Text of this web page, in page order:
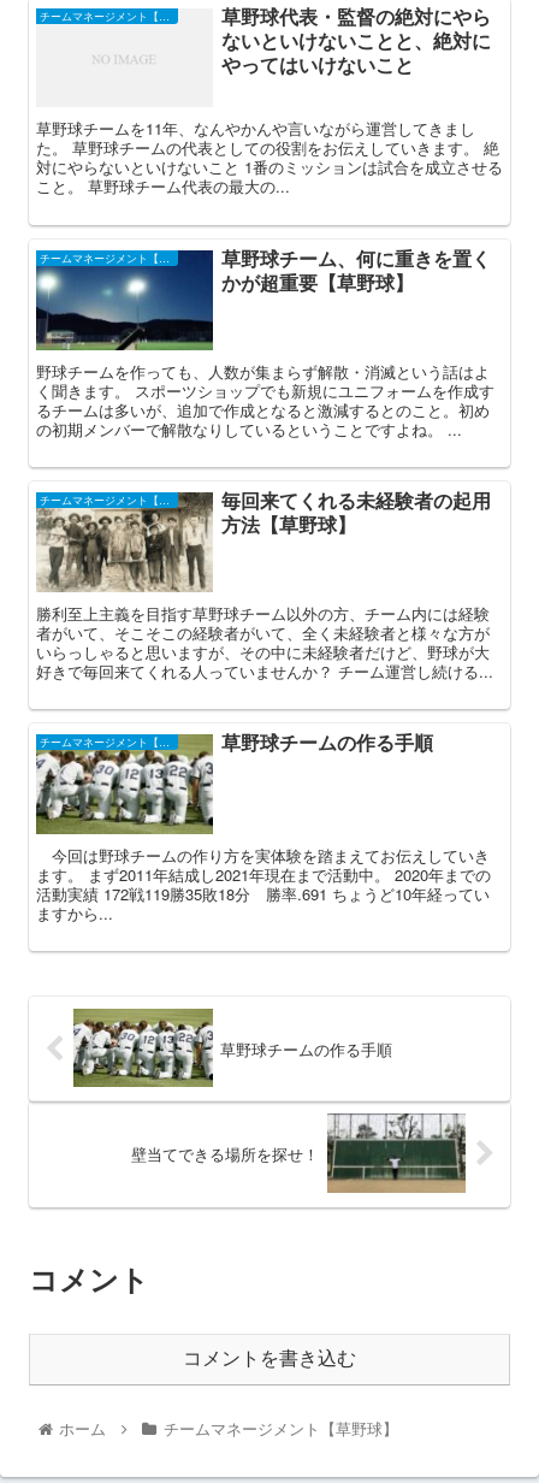
草野球代表・監督の絶対にやら
ないといけないことと、絶対に
やってはいけないこと
草野球チームを11年、なんやかんや言いながら運営してきまし
た。 草野球チームの代表としての役割をお伝えしていきます。 絶
対にやらないといけないこと 1番のミッションは試合を成立させる
こと。 草野球チーム代表の最大の...
チームマネージメント【草野球】
草野球チーム、何に重きを置く
かが超重要【草野球】
野球チームを作っても、人数が集まらず解散・消滅という話はよ
く聞きます。 スポーツショップでも新規にユニフォームを作成す
るチームは多いが、追加で作成となると激減するとのこと。初め
の初期メンバーで解散なりしているということですよね。 ...
チームマネージメント【草野球】
毎回来てくれる未経験者の起用
方法【草野球】
勝利至上主義を目指す草野球チーム以外の方、チーム内には経験
者がいて、そこそこの経験者がいて、全く未経験者と様々な方が
いらっしゃると思いますが、その中に未経験者だけど、野球が大
好きで毎回来てくれる人っていませんか？ チーム運営し続ける...
チームマネージメント【草野球】 草野球チームの作る手順
今回は野球チームの作り方を実体験を踏まえてお伝えしていき
ます。 まず2011年結成し2021年現在まで活動中。 2020年までの
活動実績 172戦119勝35敗18分 勝率.691 ちょうど10年経ってい
ますから...
草野球チームの作る手順
壁当てできる場所を探せ！
コメント
コメントを書き込む
ホーム チームマネージメント【草野球】